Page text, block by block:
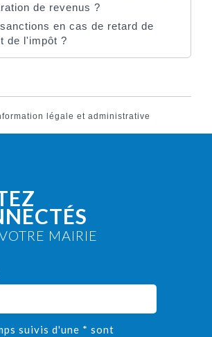
de revenus ?
en cas de retard de
de l'impôt ?
légale et administrative
MAIRIE
suivis d'une * sont